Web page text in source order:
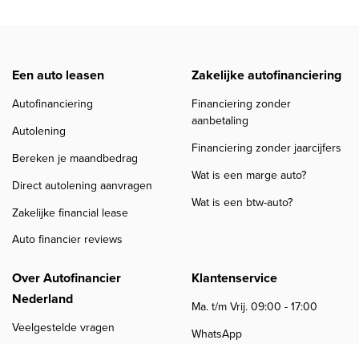
Een auto leasen
Autofinanciering
Autolening
Bereken je maandbedrag
Direct autolening aanvragen
Zakelijke financial lease
Auto financier reviews
Zakelijke autofinanciering
Financiering zonder
aanbetaling
Financiering zonder jaarcijfers
Wat is een marge auto?
Wat is een btw-auto?
Over Autofinancier
Nederland
Veelgestelde vragen
Klantenservice
Ma. t/m Vrij. 09:00 - 17:00
WhatsApp